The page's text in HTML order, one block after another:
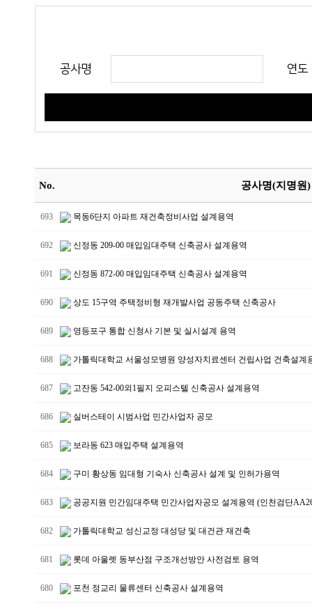
공사명 연도
No. 공사명(지명원)
693 목동6단지 아파트 재건축정비사업 설계용역
692 신정동 209-00 매입임대주택 신축공사 설계용역
691 신정동 872-00 매입임대주택 신축공사 설계용역
690 상도 15구역 주택정비형 재개발사업 공동주택 신축공사
689 영등포구 통합 신청사 기본 및 실시설계 용역
688 가톨릭대학교 서울성모병원 양성자치료센터 건립사업 건축설계
687 고잔동 542-00외1필지 오피스텔 신축공사 설계용역
686 실버스테이 시범사업 민간사업자 공모
685 보라동 623 매입주택 설계용역
684 구미 황상동 임대형 기숙사 신축공사 설계 및 인허가용역
683 공공지원 민간임대주택 민간사업자공모 설계용역 (인천검단
682 가톨릭대학교 성신교정 대성당 및 대건관 재건축
681 롯데 아울렛 동부산점 구조개선방안 사전검토 용역
680 포천 정교리 물류센터 신축공사 설계용역